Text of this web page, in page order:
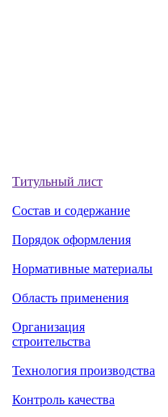
Титульный лист
Состав и содержание
Порядок оформления
Нормативные материалы
Область применения
Организация
строительства
Технология производства
Контроль качества